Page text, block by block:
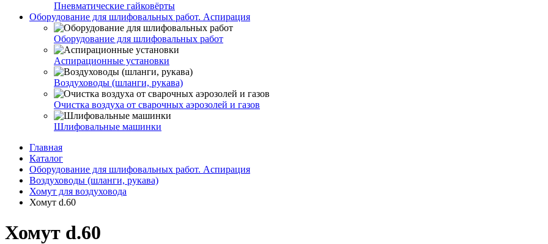
Пневматические гайковёрты
Оборудование для шлифовальных работ. Аспирация
Оборудование для шлифовальных работ
Аспирационные установки
Воздуховоды (шланги, рукава)
Очистка воздуха от сварочных аэрозолей и газов
Шлифовальные машинки
Главная
Каталог
Оборудование для шлифовальных работ. Аспирация
Воздуховоды (шланги, рукава)
Хомут для воздуховода
Хомут d.60
Хомут d.60